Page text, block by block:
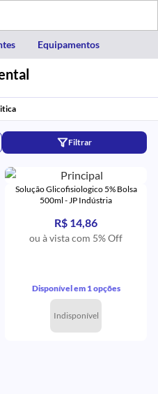
Equipamentos
Filtrar
Solução Glicofisiologico 5% Bolsa
500ml - JP Indústria
R$ 14,86
ou à vista com 5% Off
Disponível em 1 opções
Indisponível